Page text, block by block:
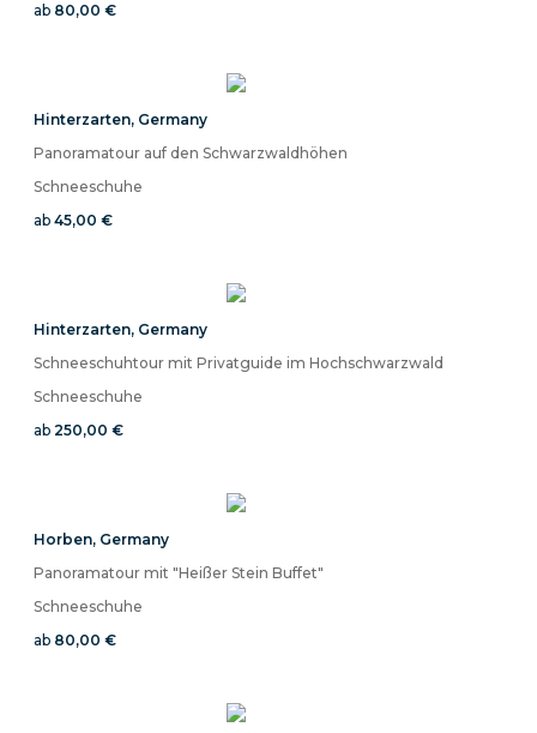
ab 80,00 €
Hinterzarten, Germany
Panoramatour auf den Schwarzwaldhöhen
Schneeschuhe
ab 45,00 €
Hinterzarten, Germany
Schneeschuhtour mit Privatguide im Hochschwarzwald
Schneeschuhe
ab 250,00 €
Horben, Germany
Panoramatour mit "Heißer Stein Buffet"
Schneeschuhe
ab 80,00 €